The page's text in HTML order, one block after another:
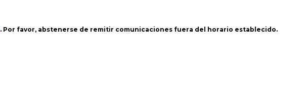
. Por favor, abstenerse de remitir comunicaciones fuera del horario establecido.